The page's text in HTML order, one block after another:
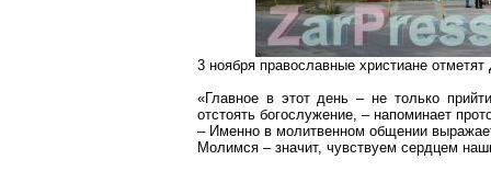
3 ноября православные христиане
«Главное в этот день – не только
отстоять богослужение, – напоминает
– Именно в молитвенном общении
Молимся – значит, чувствуем сердцем